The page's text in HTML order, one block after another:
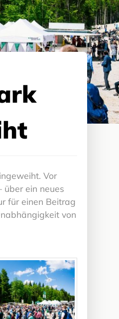
Vor
ein neues
für einen Beitrag
von